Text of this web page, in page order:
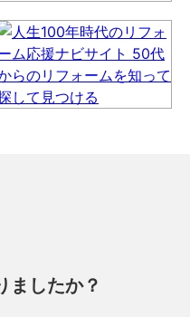
ましたか？